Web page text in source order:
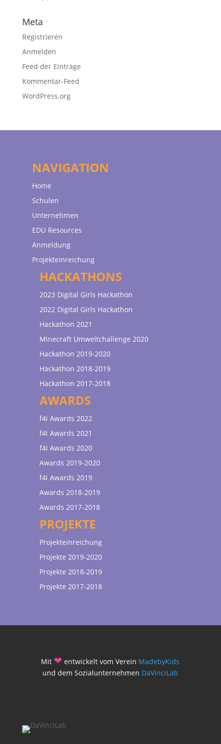
Meta
Registrieren
Anmelden
Feed der Einträge
Kommentar-Feed
WordPress.org
NAVIGATION
Home
Schulen
Unternehmen
EDU Resources
Anmeldung
Projekteinreichung
HACKATHONS
2023 Digital Girls Hackathon
2022 Digital Girls Hackathon
Hackathon 2021
Minecraft Umweltchallenge 2020
Hackathon 2019-2020
Hackathon 2018-2019
Hackathon 2017-2018
AWARDS
f4i Awards 2022
f4i Awards 2021
f4i Awards 2020
Awards 2019-2020
f4i Awards 2019
Awards 2018-2019
Awards 2017-2018
PROJEKTE
Projekteinreichung
Projekte 2019-2020
Projekte 2018-2019
Projekte 2017-2018
Mit ❤ entwickelt vom Verein MadebyKids
und dem Sozialunternehmen DaVinciLab